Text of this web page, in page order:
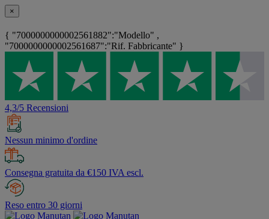
×
{ "7000000000002561882":"Modello" ,
"7000000000002561687":"Rif. Fabbricante" }
4,3/5 Recensioni
Nessun minimo d'ordine
Consegna gratuita da €150 IVA escl.
Reso entro 30 giorni